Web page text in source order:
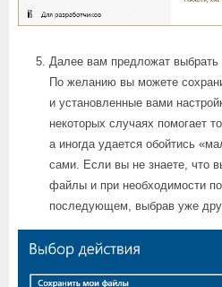
Далее вам предложат выбрать
По желанию вы можете
и установленные вами
некоторых случаях помогает
а иногда удается обойтись
сами. Если вы не знаете, что
файлы и при необходимости
последующем, выбрав уже